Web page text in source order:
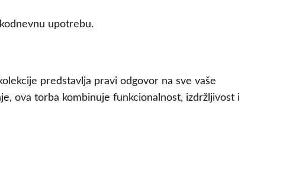
upotrebu.
predstavlja pravi odgovor na sve vaše
ova torba kombinuje funkcionalnost, izdržljivost i